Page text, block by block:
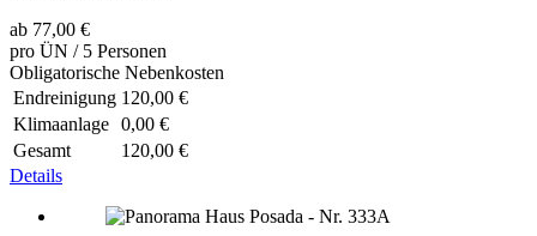
ab 77,00 €
pro ÜN / 5 Personen
Obligatorische Nebenkosten
Endreinigung 120,00 €
Klimaanlage 0,00 €
Gesamt
120,00 €
Details